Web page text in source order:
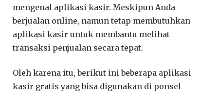
mengenal aplikasi kasir. Meskipun Anda
berjualan online, namun tetap membutuhkan
aplikasi kasir untuk membantu melihat
transaksi penjualan secara tepat.
Oleh karena itu, berikut ini beberapa aplikasi
kasir gratis yang bisa digunakan di ponsel